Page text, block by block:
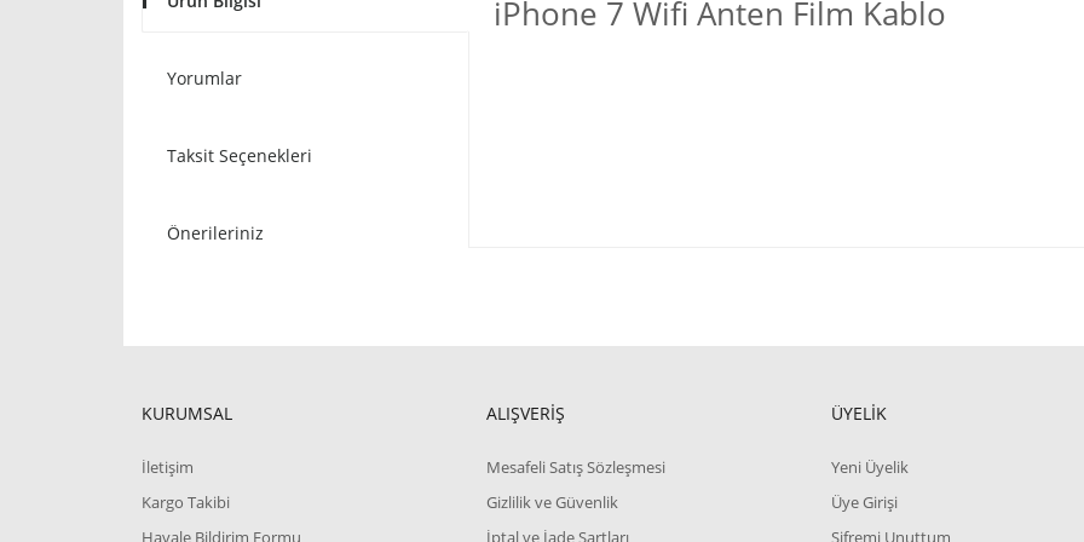
Yorumlar
Taksit Seçenekleri
Önerileriniz
iPhone 7 Wifi Anten Film Kablo
KURUMSAL
İletişim
Kargo Takibi
Havale Bildirim Formu
ALIŞVERİŞ
Mesafeli Satış Sözleşmesi
Gizlilik ve Güvenlik
İptal ve İade Şartları
ÜYELİK
Yeni Üyelik
Üye Girişi
Şifremi Unuttum